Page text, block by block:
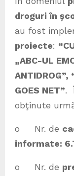
droguri în
au fost
proiecte:
„ABC-UL
ANTIDROG”,
GOES NET”.
obţinute
o Nr. de
informate:
o Nr. de